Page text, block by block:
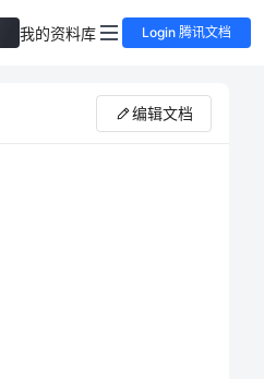
我的资料库 Login 腾讯文档
编辑文档